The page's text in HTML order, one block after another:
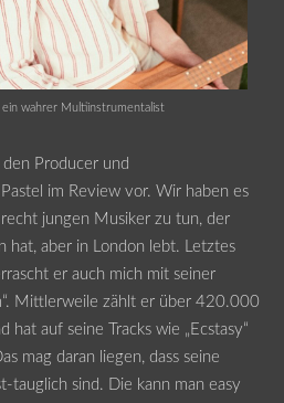
ein wahrer Multiinstrumentalist
Producer und
im Review vor. Wir haben es
jungen Musiker zu tun, der
hat, aber in London lebt. Letztes
er auch mich mit seiner
Mittlerweile zählt er über 420.000
hat auf seine Tracks wie „Ecstasy“
mag daran liegen, dass seine
tauglich sind. Die kann man easy